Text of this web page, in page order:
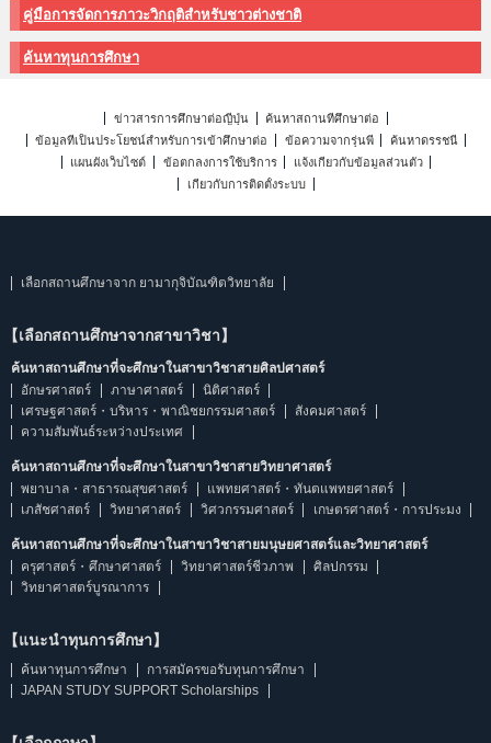
คู่มือการจัดการภาวะวิกฤติสำหรับชาวต่างชาติ
ค้นหาทุนการศึกษา
ข่าวสารการศึกษาต่อญี่ปุ่น
ค้นหาสถานที่ศึกษาต่อ
ข้อมูลที่เป็นประโยชน์สำหรับการเข้าศึกษาต่อ
ข้อความจากรุ่นพี่
ค้นหาดรรชนี
แผนผังเว็บไซต์
ข้อตกลงการใช้บริการ
แจ้งเกี่ยวกับข้อมูลส่วนตัว
เกี่ยวกับการติดตั้งระบบ
เลือกสถานศึกษาจาก ยามากุจิบัณฑิตวิทยาลัย
【เลือกสถานศึกษาจากสาขาวิชา】
ค้นหาสถานศึกษาที่จะศึกษาในสาขาวิชาสายศิลปศาสตร์
อักษรศาสตร์
ภาษาศาสตร์
นิติศาสตร์
เศรษฐศาสตร์・บริหาร・พาณิชยกรรมศาสตร์
สังคมศาสตร์
ความสัมพันธ์ระหว่างประเทศ
ค้นหาสถานศึกษาที่จะศึกษาในสาขาวิชาสายวิทยาศาสตร์
พยาบาล・สาธารณสุขศาสตร์
แพทยศาสตร์・ทันตแพทยศาสตร์
เภสัชศาสตร์
วิทยาศาสตร์ วิศวกรรมศาสตร์ เกษตรศาสตร์・การประมง
ค้นหาสถานศึกษาที่จะศึกษาในสาขาวิชาสายมนุษยศาสตร์และวิทยาศาสตร์
ครุศาสตร์・ศึกษาศาสตร์
วิทยาศาสตร์ชีวภาพ
ศิลปกรรม
วิทยาศาสตร์บูรณาการ
【แนะนำทุนการศึกษา】
ค้นหาทุนการศึกษา
การสมัครขอรับทุนการศึกษา
JAPAN STUDY SUPPORT Scholarships